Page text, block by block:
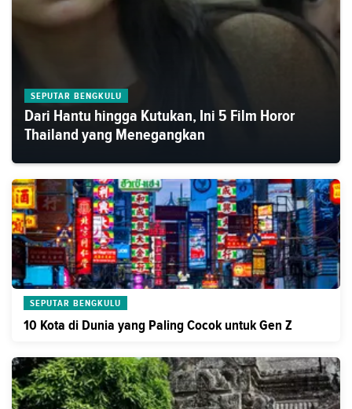
SEPUTAR BENGKULU
Dari Hantu hingga Kutukan, Ini 5 Film Horor
Thailand yang Menegangkan
SEPUTAR BENGKULU
10 Kota di Dunia yang Paling Cocok untuk Gen Z